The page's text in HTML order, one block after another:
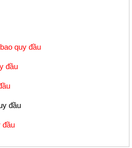
quy đầu
đầu
đầu
đầu